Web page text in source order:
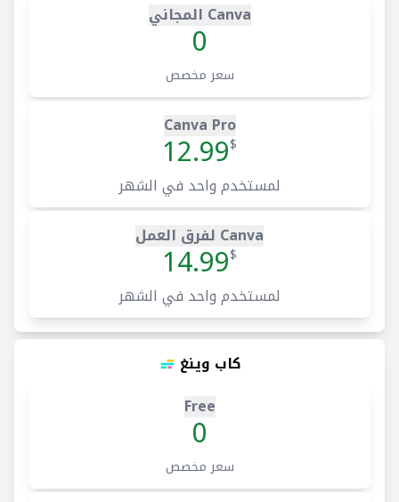
Canva المجاني
0
سعر مخصص
Canva Pro
$
12.99
لمستخدم واحد في الشهر
Canva لفرق العمل
$
14.99
لمستخدم واحد في الشهر
كاب وينغ
Free
0
سعر مخصص